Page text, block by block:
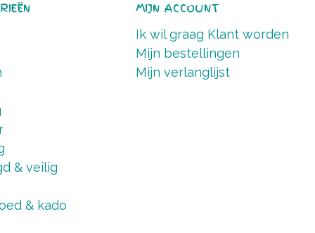
& veilig
& kado
MIJN ACCOUNT
Ik wil graag Klant worden
Mijn bestellingen
Mijn verlanglijst